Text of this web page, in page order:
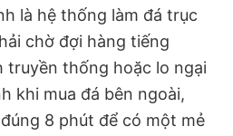
là hệ thống làm đá trục
chờ đợi hàng tiếng
truyền thống hoặc lo ngại
khi mua đá bên ngoài,
8 phút để có một mẻ